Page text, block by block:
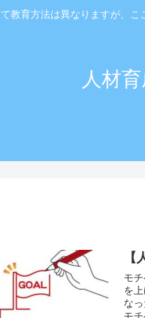
教育方法は異なりますが、
人材
モ
を
な
モ